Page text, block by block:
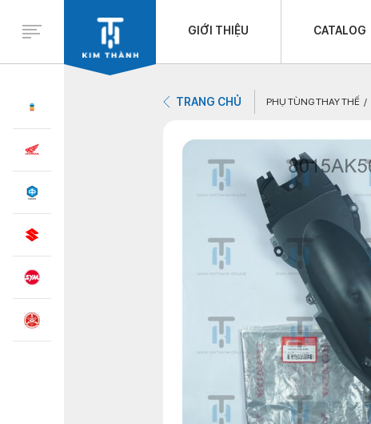
GIỚI THIỆU CATALOG
TRANG CHỦ PHỤ TÙNG THAY THẾ